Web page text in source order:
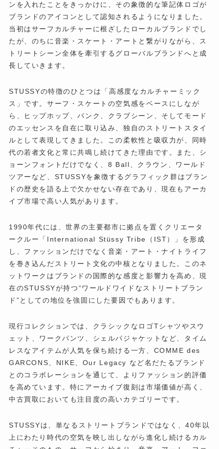
ンを入れたことをきっかけに、その象徴的な筆記体ロゴが
ブランドのアイコンとして認知されるようになりました。
当初はサーフカルチャーに根ざしたローカルブランドでし
たが、のちに音楽・スケート・アートと繋がりながら、ス
トリートシーン全体を牽引するグローバルブランドへと成
長していきます。
STUSSYの特徴のひとつは「高感度なカルチャーミック
ス」です。サーフ・スケートの空気感をベースにしなが
ら、ヒップホップ、パンク、クラブシーン、そしてモード
のエッセンスを自在に取り込み、独自のストリートスタイ
ルとして表現してきました。この柔軟性と吸収力が、同時
代の若者文化と常に共鳴し続けてきた理由です。また、シ
ョーンフォントだけでなく、8 Ball、クラウン、ワールド
ツアーなど、STUSSYを象徴するグラフィック群はブラン
ドの歴史を語る上で欠かせない存在であり、現在もアーカ
イブ市場で高い人気があります。
1990年代には、世界の主要都市に拠点を置くクリエータ
ークルー「International Stüssy Tribe（IST）」を形成
し、ファッションだけでなく音楽・アート・ナイトライフ
を巻き込んだストリート文化の中核となりました。このネ
ットワークはブランドの国際的な感度と影響力を高め、現
在のSTUSSYが持つ“ワールドワイドなストリートブラン
ド”としての地位を強固にした要因でもあります。
現行コレクションでは、クラシックなロゴTシャツやスウ
ェット、ワークパンツ、シェルパジャケットなど、タイム
レスなアイテムが人気を保ち続ける一方、COMME des
GARCONS、NIKE、Our Legacy など名だたるブランド
とのコラボレーションを通じて、よりファッション的評価
を高めています。特にアーカイブ復刻は市場価値が高く、
中古買取においても注目度の高いカテゴリーです。
STUSSYは、単なるストリートブランドではなく、40年以
上にわたり時代の空気を映し出しながら進化し続けるカル